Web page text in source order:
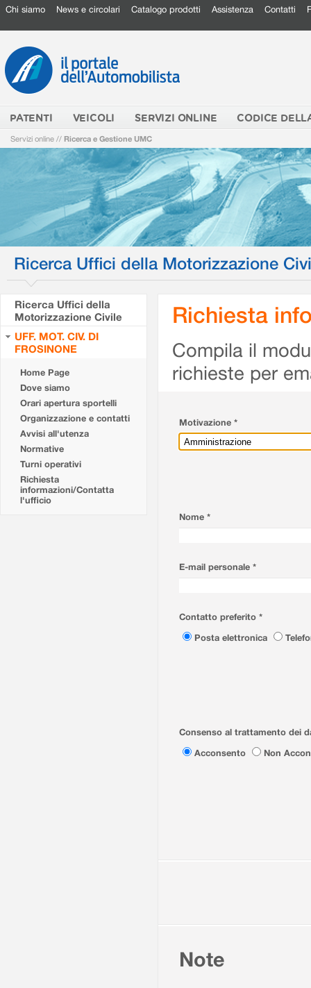
Chi siamo News e circolari Catalogo prodotti Assistenza Contatti
PATENTI VEICOLI SERVIZI ONLINE CODICE
Servizi online // Ricerca e Gestione UMC
Ricerca Uffici della Motorizzazione
Ricerca Uffici della
Motorizzazione Civile
UFF. MOT. CIV. DI
FROSINONE
Home Page
Dove siamo
Orari apertura sportelli
Organizzazione e contatti
Avvisi all'utenza
Normative
Turni operativi
Richiesta
informazioni/Contatta
l'ufficio
Richiesta
Compila il
richieste per
Motivazione *
Nome *
E-mail personale *
Contatto preferito *
Posta elettronica
Consenso al trattamento dei
Acconsento
Non
Note